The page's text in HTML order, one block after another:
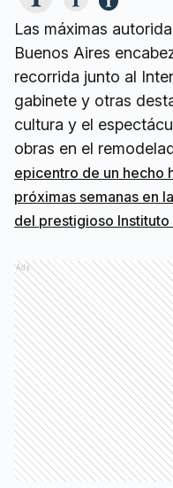
Las máximas
Buenos Aires
recorrida junto al
gabinete y otras
cultura y el
obras en el
epicentro de un hecho
próximas semanas en
del prestigioso
Ads